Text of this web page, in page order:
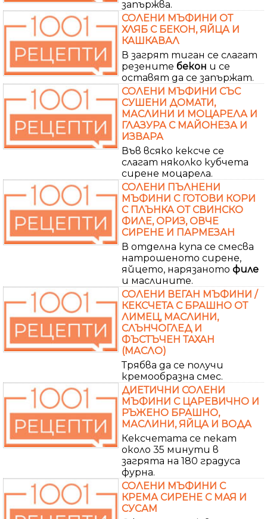
запържва.
СОЛЕНИ МЪФИНИ ОТ
ХЛЯБ С БЕКОН, ЯЙЦА И
КАШКАВАЛ
В загрят тиган се слагат
резените бекон и се
оставят да се запържат.
СОЛЕНИ МЪФИНИ СЪС
СУШЕНИ ДОМАТИ,
МАСЛИНИ И МОЦАРЕЛА И
ГЛАЗУРА С МАЙОНЕЗА И
ИЗВАРА
Във всяко кексче се
слагат няколко кубчета
сирене моцарела.
СОЛЕНИ ПЪЛНЕНИ
МЪФИНИ С ГОТОВИ КОРИ
С ПЛЪНКА ОТ СВИНСКО
ФИЛЕ, ОРИЗ, ОВЧЕ
СИРЕНЕ И ПАРМЕЗАН
В отделна купа се смесва
натрошеното сирене,
яйцето, нарязаното филе
и маслините.
СОЛЕНИ ВЕГАН МЪФИНИ /
КЕКСЧЕТА С БРАШНО ОТ
ЛИМЕЦ, МАСЛИНИ,
СЛЪНЧОГЛЕД И
ФЪСТЪЧЕН ТАХАН
(МАСЛО)
Трябва да се получи
кремообразна смес.
ДИЕТИЧНИ СОЛЕНИ
МЪФИНИ С ЦАРЕВИЧНО И
РЪЖЕНО БРАШНО,
МАСЛИНИ, ЯЙЦА И ВОДА
Кексчетата се пекат
около 35 минути в
загрята на 180 градуса
фурна.
СОЛЕНИ МЪФИНИ С
КРЕМА СИРЕНЕ С МАЯ И
СУСАМ